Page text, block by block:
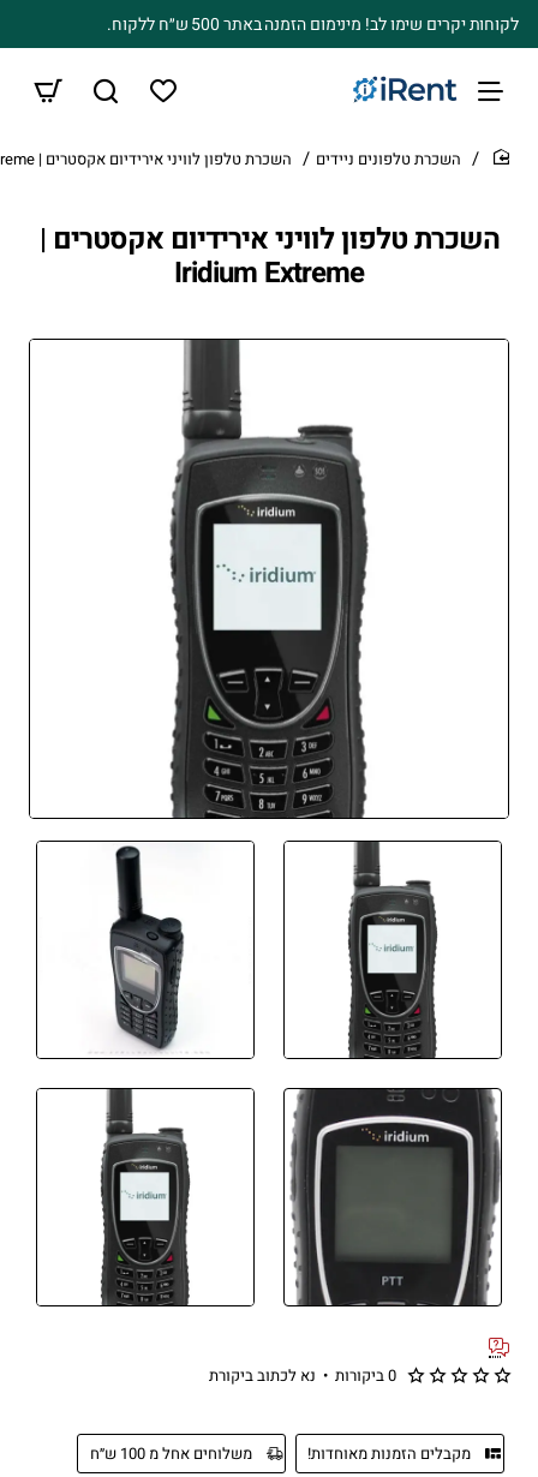
לקוחות יקרים שימו לב! מינימום הזמנה באתר 500 ש״ח ללקוח.
השכרת טלפון לוויני אירידיום אקסטרים |
Iridium Extreme
home
השכרת טלפונים ניידים השכרת טלפון לוויני אירידיום אקסטרים | Iridium Extreme
מקבלים הזמנות מאוחדות! משלוחים אחל מ 100 ש״ח
0 ביקורות • נא לכתוב ביקורת